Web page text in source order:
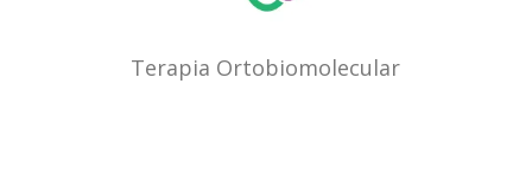
Terapia Ortobiomolecular